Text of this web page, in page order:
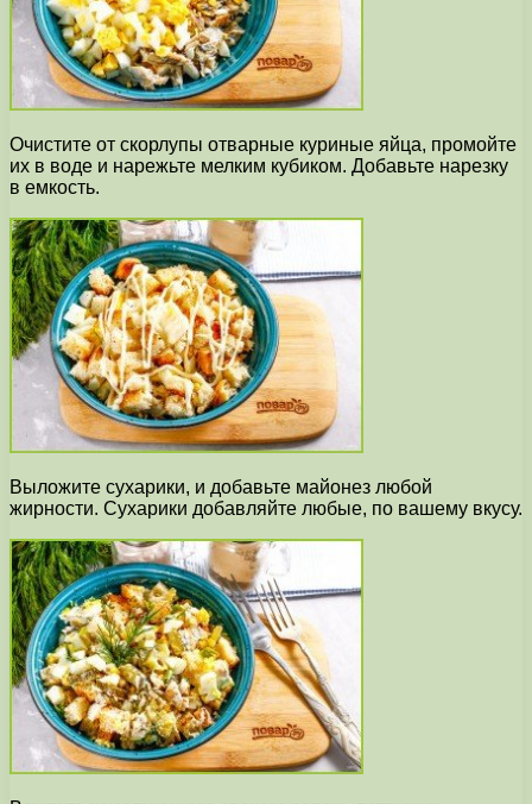
Очистите от скорлупы отварные куриные яйца, промойте
их в воде и нарежьте мелким кубиком. Добавьте нарезку
в емкость.
Выложите сухарики, и добавьте майонез любой
жирности. Сухарики добавляйте любые, по вашему вкусу.